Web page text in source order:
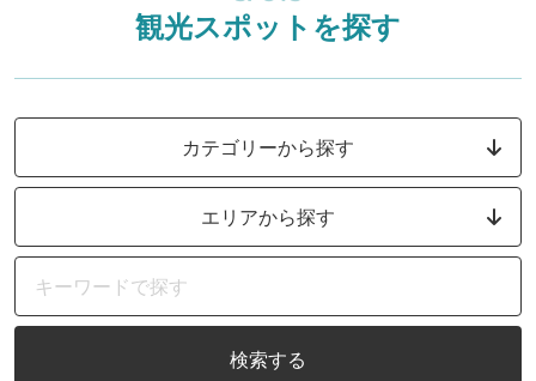
観光スポットを探す
カテゴリーから探す
エリアから探す
検索する